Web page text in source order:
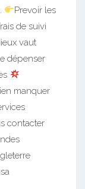
Prevoir les
de suivi
vaut
dépenser
manquer
contacter